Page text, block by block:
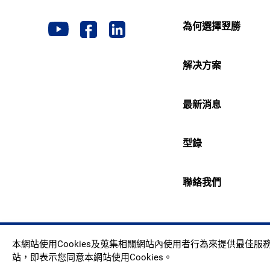
為何選擇翌勝
解决方案
最新消息
型錄
聯絡我們
本網站使用Cookies及蒐集相關網站內使用者行為來提供最佳服
站，即表示您同意本網站使用Cookies。